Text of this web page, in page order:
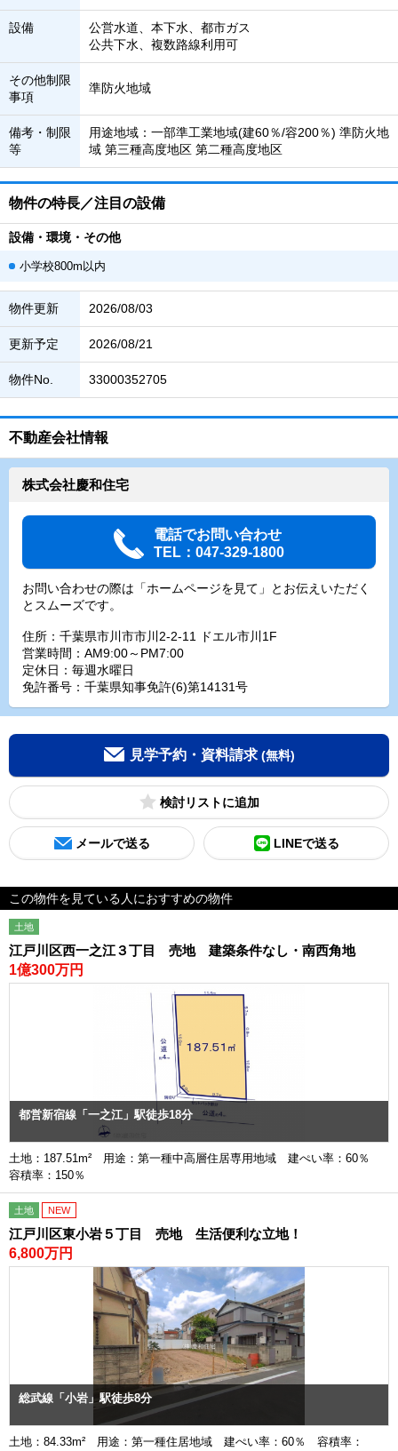
設備
公営水道、本下水、都市ガス
公共下水、複数路線利用可
その他制限
事項
準防火地域
備考・制限
等
用途地域：一部準工業地域(建60％/容200％) 準防火地
域 第三種高度地区 第二種高度地区
物件の特長／注目の設備
設備・環境・その他
小学校800m以内
物件更新 2026/08/03
更新予定 2026/08/21
物件No. 33000352705
不動産会社情報
株式会社慶和住宅
電話でお問い合わせ
TEL：047-329-1800
お問い合わせの際は「ホームページを見て」とお伝えいただく
とスムーズです。
住所：千葉県市川市市川2-2-11 ドエル市川1F
営業時間：AM9:00～PM7:00
定休日：毎週水曜日
免許番号：千葉県知事免許(6)第14131号
見学予約・資料請求 (無料)
検討リスト
メールで送る LINEで送る
この物件を見ている人におすすめの物件
土地
江戸川区西一之江３丁目 売地 建築条件なし・南西角地
1億300万円
都営新宿線「一之江」駅徒歩18分
土地：187.51m² 用途：第一種中高層住居専用地域 建ぺい率：60％
容積率：150％
土地 NEW
江戸川区東小岩５丁目 売地 生活便利な立地！
6,800万円
総武線「小岩」駅徒歩8分
土地：84.33m² 用途：第一種住居地域 建ぺい率：60％ 容積率：